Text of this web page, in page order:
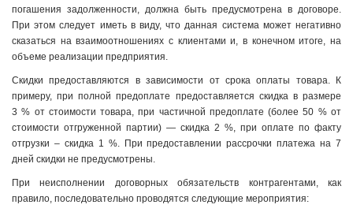
погашения задолженности, должна быть предусмотрена в договоре.
При этом следует иметь в виду, что данная система может негативно
сказаться на взаимоотношениях с клиентами и, в конечном итоге, на
объеме реализации предприятия.
Скидки предоставляются в зависимости от срока оплаты товара. К
примеру, при полной предоплате предоставляется скидка в размере
3 % от стоимости товара, при частичной предоплате (более 50 % от
стоимости отгруженной партии) — скидка 2 %, при оплате по факту
отгрузки – скидка 1 %. При предоставлении рассрочки платежа на 7
дней скидки не предусмотрены.
При неисполнении договорных обязательств контрагентами, как
правило, последовательно проводятся следующие мероприятия: